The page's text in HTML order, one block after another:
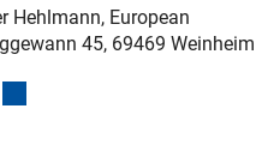
Hehlmann, European
45, 69469 Weinheim